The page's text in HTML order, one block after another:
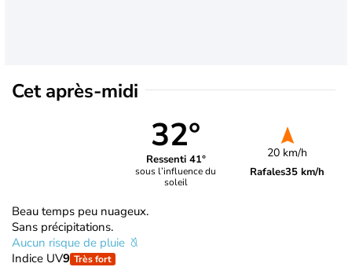
Cet après-midi
32°
Ressenti 41°
sous l’influence du
soleil
20 km/h
Rafales35 km/h
Beau temps peu nuageux.
Sans précipitations.
Aucun risque de pluie
Indice UV9 Très fort